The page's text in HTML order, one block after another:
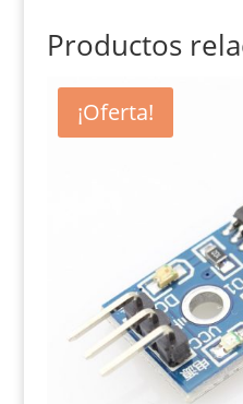
Productos
¡Oferta!